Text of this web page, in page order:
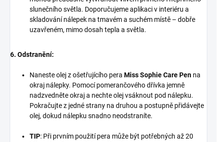
slunečního světla. Doporučujeme aplikaci v interiéru a
skladování nálepek na tmavém a suchém místě – dobře
uzavřeném, mimo dosah tepla a světla.
6. Odstranění:
Naneste olej z ošetřujícího pera Miss Sophie Care Pen na
okraj nálepky. Pomocí pomerančového dřívka jemně
nadzvedněte okraj a nechte olej vsáknout pod nálepku.
Pokračujte z jedné strany na druhou a postupně přidávejte
olej, dokud nálepku snadno neodstraníte.
TIP: Při prvním použití pera může být potřebných až 20